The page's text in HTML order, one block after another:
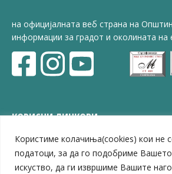
Користиме колачиња(cookies) кои не
податоци, за да го подобриме
искуство, да ги извршиме Вашите
на официјалната веб страна на
информации за градот и околината на
КОРИСНИ ЛИНКОВИ
ЗЕЛС – Заедница на единиците на
Центар за развој на Вардарски
Јавно комунално претпријатие